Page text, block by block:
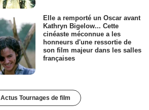
Elle a remporté un Oscar avant
Kathryn Bigelow... Cette
cinéaste méconnue a les
honneurs d'une ressortie de
son film majeur dans les salles
françaises
Actus Tournages de film